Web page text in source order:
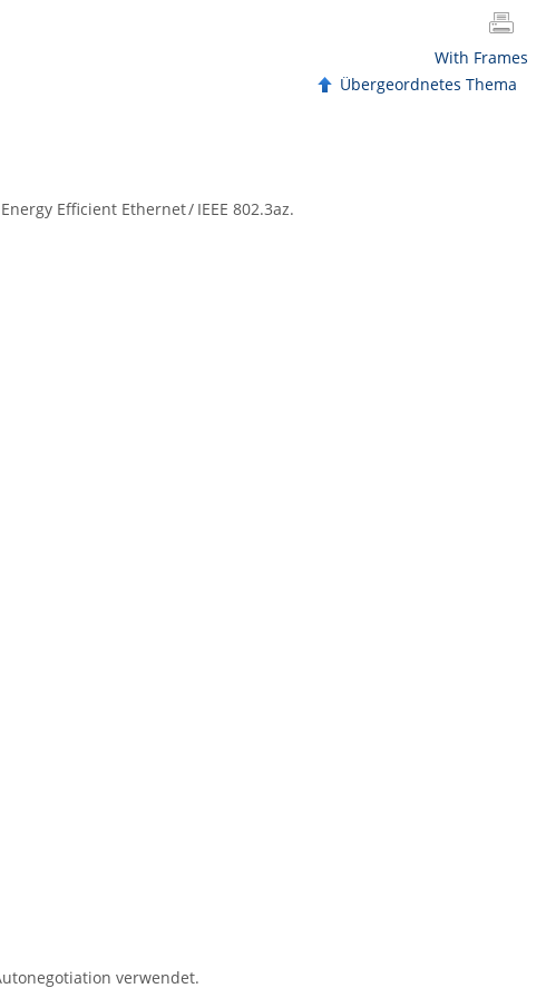
With Frames
Übergeordnetes Thema
Efficient Ethernet / IEEE 802.3az.
verwendet.